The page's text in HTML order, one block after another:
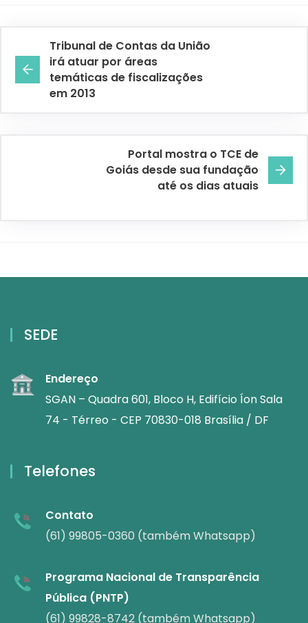
Tribunal de Contas da União
irá atuar por áreas
temáticas de fiscalizações
em 2013
Portal mostra o TCE de
Goiás desde sua fundação
até os dias atuais
SEDE
Endereço
SGAN – Quadra 601, Bloco H, Edifício Íon Sala
74 - Térreo - CEP 70830-018 Brasília / DF
Telefones
Contato
(61) 99805-0360 (também Whatsapp)
Programa Nacional de Transparência
Pública (PNTP)
(61) 99828-8742 (também Whatsapp)